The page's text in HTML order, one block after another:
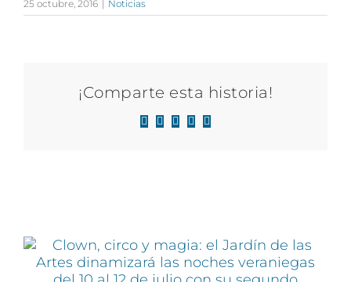
25 octubre, 2016 Noticias
¡Comparte esta historia!
Facebook
X LinkedIn
WhatsApp
Correo